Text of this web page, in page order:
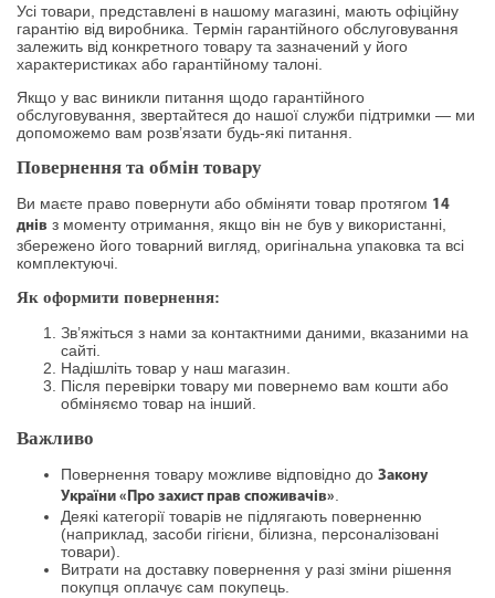
Усі товари, представлені в нашому магазині, мають офіційну
гарантію від виробника. Термін гарантійного обслуговування
залежить від конкретного товару та зазначений у його
характеристиках або гарантійному талоні.
Якщо у вас виникли питання щодо гарантійного
обслуговування, звертайтеся до нашої служби підтримки — ми
допоможемо вам розв’язати будь-які питання.
Повернення та обмін товару
Ви маєте право повернути або обміняти товар протягом 14
днів з моменту отримання, якщо він не був у використанні,
збережено його товарний вигляд, оригінальна упаковка та всі
комплектуючі.
Як оформити повернення:
Зв’яжіться з нами за контактними даними, вказаними на
сайті.
Надішліть товар у наш магазин.
Після перевірки товару ми повернемо вам кошти або
обміняємо товар на інший.
Важливо
Повернення товару можливе відповідно до Закону
України «Про захист прав споживачів».
Деякі категорії товарів не підлягають поверненню
(наприклад, засоби гігієни, білизна, персоналізовані
товари).
Витрати на доставку повернення у разі зміни рішення
покупця оплачує сам покупець.